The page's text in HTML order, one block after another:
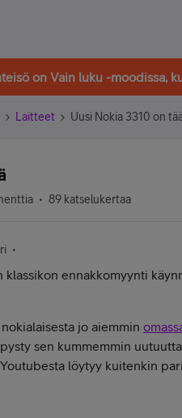
on Vain luku -moodissa,
Laitteet Uusi Nokia 3310 on
89 katselukertaa
klassikon ennakkomyynti
jo aiemmin
sen kummemmin
löytyy kuitenkin